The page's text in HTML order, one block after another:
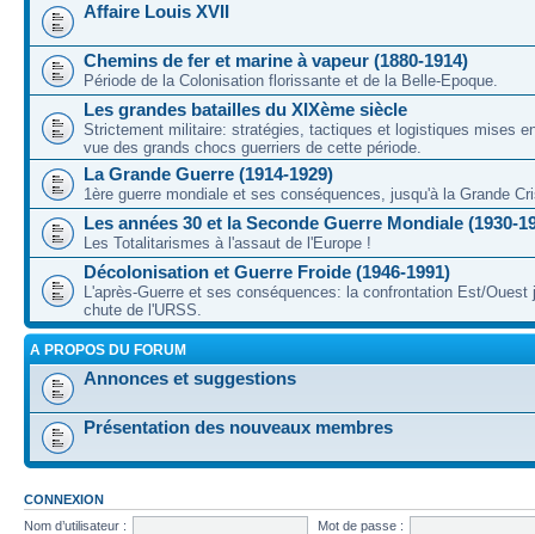
Affaire Louis XVII
Chemins de fer et marine à vapeur (1880-1914)
Période de la Colonisation florissante et de la Belle-Epoque.
Les grandes batailles du XIXème siècle
Strictement militaire: stratégies, tactiques et logistiques mises
vue des grands chocs guerriers de cette période.
La Grande Guerre (1914-1929)
1ère guerre mondiale et ses conséquences, jusqu'à la Grande
Les années 30 et la Seconde Guerre Mondiale (1930-
Les Totalitarismes à l'assaut de l'Europe !
Décolonisation et Guerre Froide (1946-1991)
L'après-Guerre et ses conséquences: la confrontation Est/Ouest
chute de l'URSS.
A PROPOS DU FORUM
Annonces et suggestions
Présentation des nouveaux membres
CONNEXION
Nom d’utilisateur :
Mot de passe :